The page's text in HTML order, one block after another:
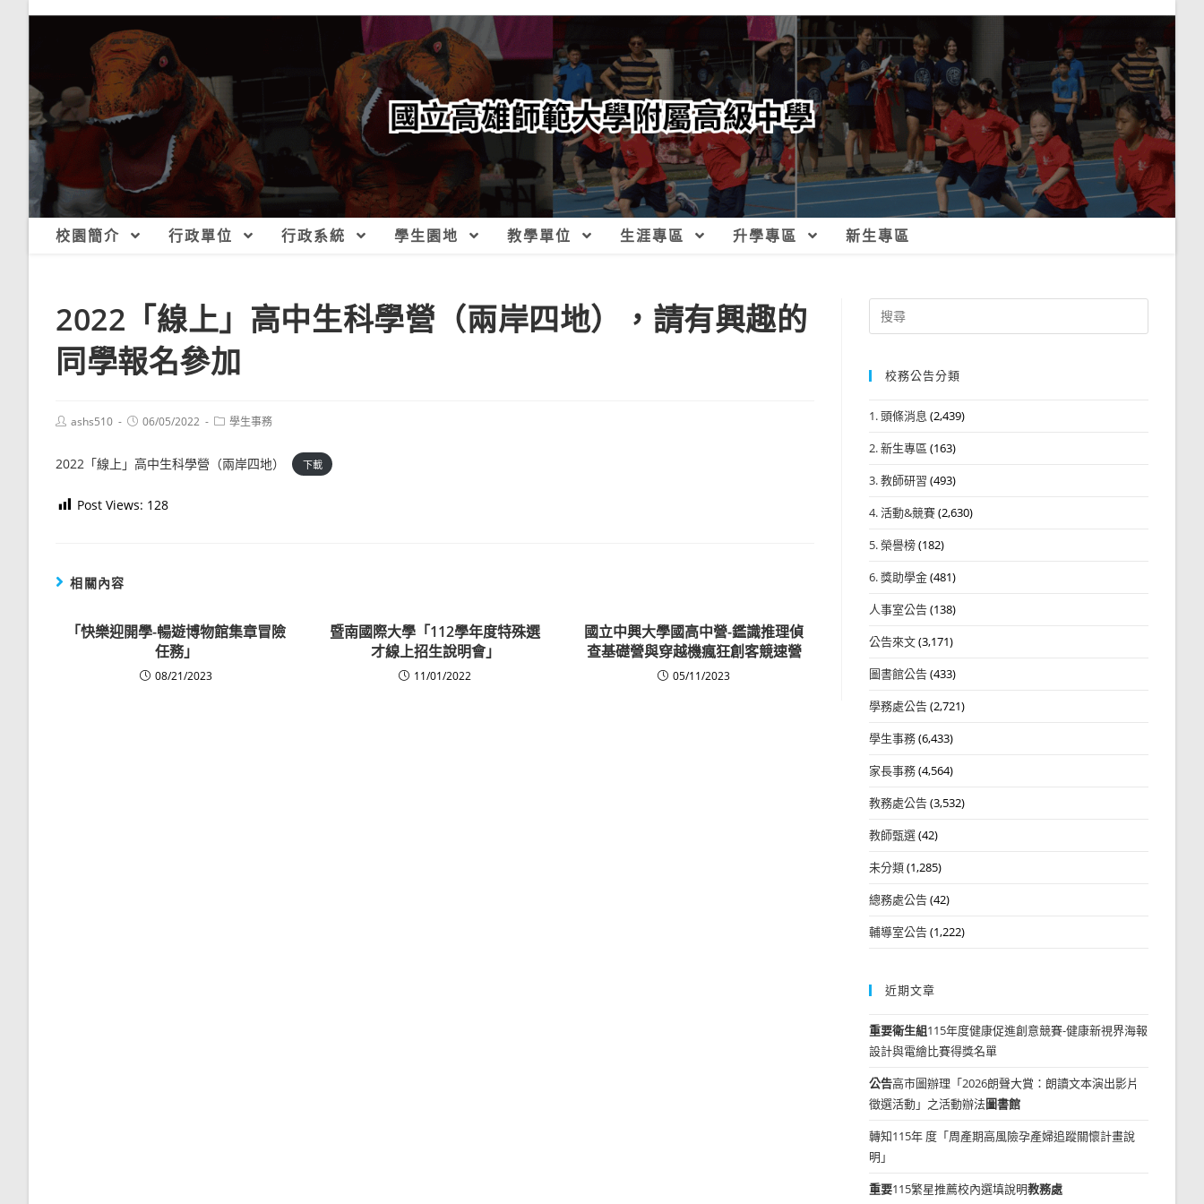
校園簡介 行政單位 行政系統 學生園地 教學單位 生涯專區 升學專區 新生專區
2022「線上」高中生科學營（兩岸四地），請有興趣的
同學報名參加
Postashs510
Post06/05/2022
Post學生事務
2022「線上」高中生科學營（兩岸四地） 下載
Post Views: 128
相關內容
「快樂迎開學-暢遊博物館集章冒險
任務」
08/21/2023
暨南國際大學「112學年度特殊選
才線上招生說明會」
11/01/2022
國立中興大學國高中營-鑑識推理偵
查基礎營與穿越機瘋狂創客競速營
05/11/2023
Search
for:
校務公告分類
1. 頭條消息 (2,439)
2. 新生專區 (163)
3. 教師研習 (493)
4. 活動&競賽(2,630)
5. 榮譽榜(182)
6. 獎助學金(481)
人事室公告(138)
公告來文(3,171)
圖書館公告(433)
學務處公告(2,721)
學生事務(6,433)
家長事務(4,564)
教務處公告(3,532)
教師甄選(42)
未分類(1,285)
總務處公告(42)
輔導室公告(1,222)
近期文章
重要衛生組115年度健康促進創意競賽-健康新視界海報
設計與電繪比賽得獎名單
公告高市圖辦理「2026朗聲大賞：朗讀文本演出影片
徵選活動」之活動辦法圖書館
轉知115年 度「周產期高風險孕產婦追蹤關懷計畫說
明」
重要115繁星推薦校內選填說明教務處